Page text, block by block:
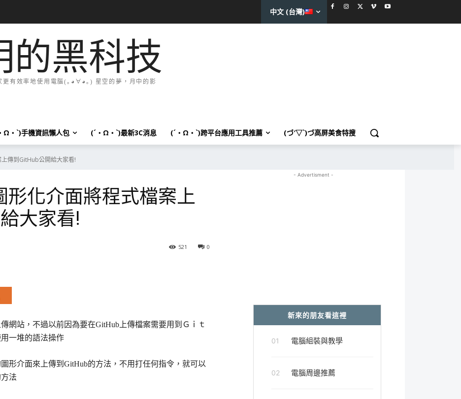
中文 (台灣)
的黑科技
更有效率地使用電腦(｡◕∀◕｡) 星空的夢，月中的影
Ω・`)手機資訊懶人包 (´・Ω・`)最新3C消息 (´・Ω・`)跨平台應用工具推薦 (づ′▽`)づ高屏美食特搜
傳到GitHub公開給大家看!
形化介面將程式檔案上
大家看!
0
521
網站，不過以前因為要在GitHub上傳檔案需要用到Ｇｉｔ
一堆的語法操作
形介面來上傳到GitHub的方法，不用打任何指令，就可以
法
- Advertisment -
新來的朋友看這裡
01 電腦組裝與教學
02 電腦周邊推薦